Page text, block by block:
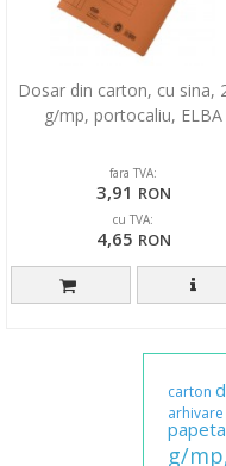
Dosar din carton, cu sina,
g/mp, portocaliu, ELBA
fara TVA:
3,91 RON
cu TVA:
4,65 RON
carton
arhivare
g/